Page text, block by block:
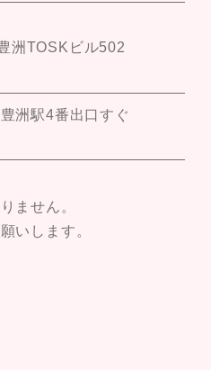
洲TOSKビル502
駅4番出口すぐ
ません。
いします。